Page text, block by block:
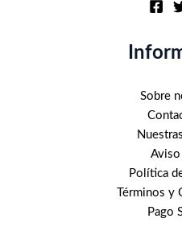
Sobre
Aviso
Política
Términos y
Pago